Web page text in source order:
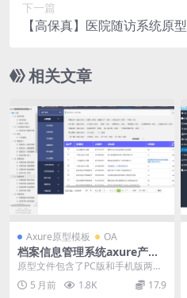
下一篇
【高保真】医院随访系统原型
相关文章
Axure原型模板 OA
档案信息管理系统axure产品
原型案例模板下载
原型文件包含了PC版和手机版两个
版本，主要围绕档案系统展开设
计。共有42个目录，...
5 月前 1.8K 17.9